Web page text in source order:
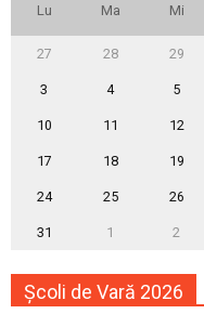
Lu Ma Mi
27 28 29
3 4 5
10 11 12
17 18 19
24 25 26
31 1 2
Școli de Vară 2026